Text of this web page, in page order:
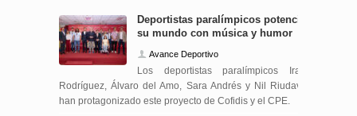
Deportistas paralímpicos potencian
su mundo con música y humor
Avance Deportivo
Los deportistas paralímpicos Iraide
Rodríguez, Álvaro del Amo, Sara Andrés y Nil Riudavets
han protagonizado este proyecto de Cofidis y el CPE.